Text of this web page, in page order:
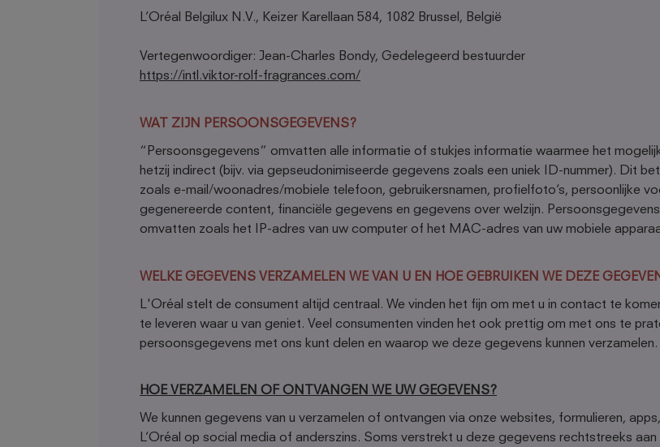
L’Oréal Belgilux N.V., Keizer Karellaan 584, 1082 Brussel, België
Vertegenwoordiger: Jean-Charles Bondy, Gedelegeerd bestuurder
https://intl.viktor-rolf-fragrances.com/
WAT ZIJN PERSOONSGEGEVENS?
“Persoonsgegevens” omvatten alle informatie of stukjes informatie waarmee het
hetzij indirect (bijv. via gepseudonimiseerde gegevens zoals een uniek ID-nummer). Dit
zoals e-mail/woonadres/mobiele telefoon, gebruikersnamen, profielfoto’s, persoonlijke
gegenereerde content, financiële gegevens en gegevens over welzijn.
omvatten zoals het IP-adres van uw computer of het MAC-adres van uw mobiele
WELKE GEGEVENS VERZAMELEN WE VAN U EN HOE GEBRUIKEN WE DEZE
L'Oréal stelt de consument altijd centraal. We vinden het fijn om met u in contact te
te leveren waar u van geniet. Veel consumenten vinden het ook prettig om met ons te
persoonsgegevens met ons kunt delen en waarop we deze gegevens kunnen verzamelen.
HOE VERZAMELEN OF ONTVANGEN WE UW GEGEVENS?
We kunnen gegevens van u verzamelen of ontvangen via onze websites, formulieren,
L’Oréal op social media of anderszins. Soms verstrekt u deze gegevens rechtstreeks